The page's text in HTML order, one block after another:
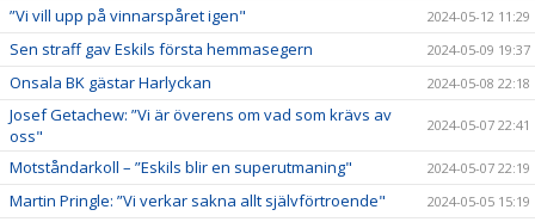
”Vi vill upp på vinnarspåret igen" 2024-05-12 11:29
Sen straff gav Eskils första hemmasegern 2024-05-09 19:37
Onsala BK gästar Harlyckan 2024-05-08 22:18
Josef Getachew: ”Vi är överens om vad som krävs av
oss"
2024-05-07 22:41
Motståndarkoll – ”Eskils blir en superutmaning" 2024-05-07 22:19
Martin Pringle: ”Vi verkar sakna allt självförtroende" 2024-05-05 15:19